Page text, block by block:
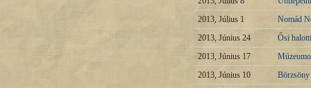
2013, Július 1
Nomád
2013, Június 24
Ősi
2013, Június 17
2013, Június 10